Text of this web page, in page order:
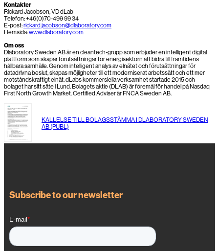
Kontakter
Rickard Jacobson, VD dLab
Telefon: +46(0)70-499 99 34
E-post:rickard.jacobson@dlaboratory.com
Hemsida:www.dlaboratory.com
Om oss
Dlaboratory Sweden AB är en cleantech-grupp som erbjuder en intelligent digital
plattform som skapar förutsättningar för energisektorn att bidra till framtidens
hållbara samhälle. Genom intelligent analys av elnätet och förutsättningar för
datadrivna beslut, skapas möjligheter till ett moderniserat arbetssätt och ett mer
motståndskraftigt elnät. dLabs kommersiella verksamhet startade 2015 och
bolaget har sitt säte i Lund. Bolagets aktie (DLAB) är föremål för handel på Nasdaq
First North Growth Market. Certified Adviser är FNCA Sweden AB.
KALLELSE TILL BOLAGSSTÄMMA I DLABORATORY SWEDEN
AB (PUBL)
Subscribe to our newsletter